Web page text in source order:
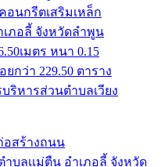
อสร้างถนน
บลเเม่ตืน อำเภอลี้ จังหวัด